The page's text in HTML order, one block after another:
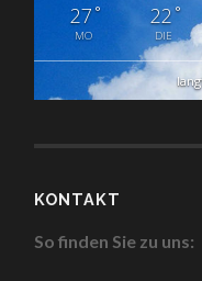
27°
MO
22 °
DIE
KONTAKT
So finden Sie zu uns: